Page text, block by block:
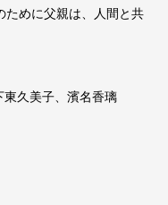
ために父親は、人間と共
久美子、濱名香璃